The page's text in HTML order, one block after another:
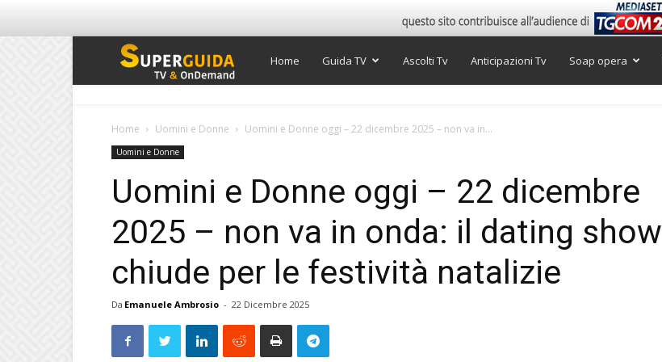
Super
Home Guida TV Ascolti Tv Anticipazioni Tv Soap opera
Home Uomini e Donne Uomini e Donne oggi – 22 dicembre 2025 – non va in...
Uomini e Donne
Uomini e Donne oggi – 22 dicembre
2025 – non va in onda: il dating show
chiude per le festività natalizie
Da Emanuele Ambrosio - 22 Dicembre 2025